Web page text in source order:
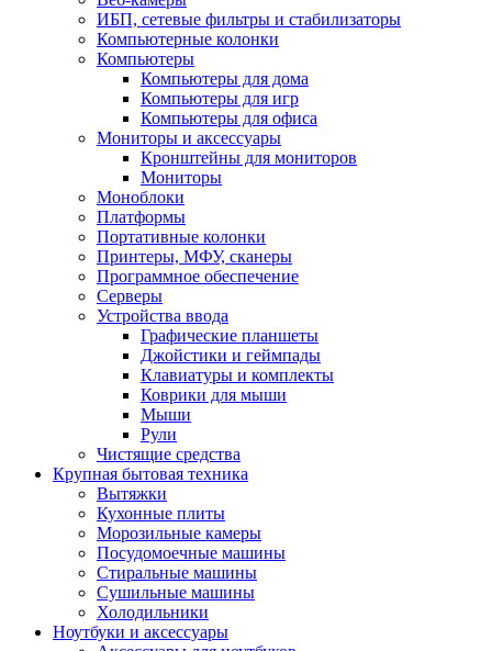
ИБП, сетевые фильтры и стабилизаторы
Компьютерные колонки
Компьютеры
Компьютеры для дома
Компьютеры для игр
Компьютеры для офиса
Мониторы и аксессуары
Кронштейны для мониторов
Мониторы
Моноблоки
Платформы
Портативные колонки
Принтеры, МФУ, сканеры
Программное обеспечение
Серверы
Устройства ввода
Графические планшеты
Джойстики и геймпады
Клавиатуры и комплекты
Коврики для мыши
Мыши
Рули
Чистящие средства
Крупная бытовая техника
Вытяжки
Кухонные плиты
Морозильные камеры
Посудомоечные машины
Стиральные машины
Сушильные машины
Холодильники
Ноутбуки и аксессуары